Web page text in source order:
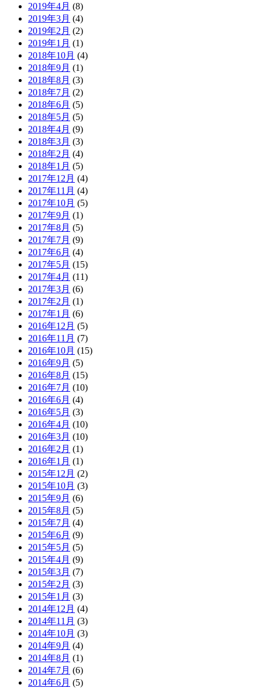
2019年4月 (8)
2019年3月 (4)
2019年2月 (2)
2019年1月 (1)
2018年10月 (4)
2018年9月 (1)
2018年8月 (3)
2018年7月 (2)
2018年6月 (5)
2018年5月 (5)
2018年4月 (9)
2018年3月 (3)
2018年2月 (4)
2018年1月 (5)
2017年12月 (4)
2017年11月 (4)
2017年10月 (5)
2017年9月 (1)
2017年8月 (5)
2017年7月 (9)
2017年6月 (4)
2017年5月 (15)
2017年4月 (11)
2017年3月 (6)
2017年2月 (1)
2017年1月 (6)
2016年12月 (5)
2016年11月 (7)
2016年10月 (15)
2016年9月 (5)
2016年8月 (15)
2016年7月 (10)
2016年6月 (4)
2016年5月 (3)
2016年4月 (10)
2016年3月 (10)
2016年2月 (1)
2016年1月 (1)
2015年12月 (2)
2015年10月 (3)
2015年9月 (6)
2015年8月 (5)
2015年7月 (4)
2015年6月 (9)
2015年5月 (5)
2015年4月 (9)
2015年3月 (7)
2015年2月 (3)
2015年1月 (3)
2014年12月 (4)
2014年11月 (3)
2014年10月 (3)
2014年9月 (4)
2014年8月 (1)
2014年7月 (6)
2014年6月 (5)